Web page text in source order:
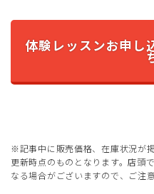
体験レッスンお申し
※記事中に販売価格、在庫状況が
更新時点のものとなります。店頭
なる場合がございますので、ご注意